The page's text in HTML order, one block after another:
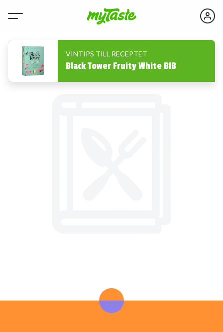
VINTIPS TILL RECEPTET
Black Tower Fruity White BIB